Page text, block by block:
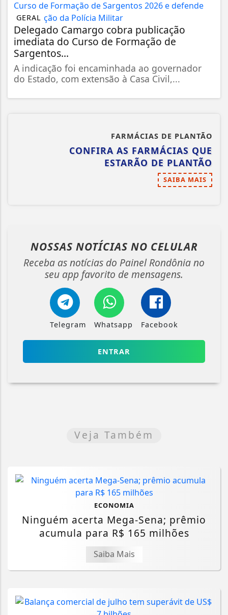
GERAL
Delegado Camargo cobra publicação
imediata do Curso de Formação de
Sargentos...
A indicação foi encaminhada ao governador
do Estado, com extensão à Casa Civil,...
FARMÁCIAS DE PLANTÃO
CONFIRA AS FARMÁCIAS QUE
ESTARÃO DE PLANTÃO
SAIBA MAIS
NOSSAS NOTÍCIAS NO CELULAR
Receba as notícias do Painel Rondônia no
seu app favorito de mensagens.
Telegram Whatsapp Facebook
ENTRAR
Veja Também
ECONOMIA
Ninguém acerta Mega-Sena; prêmio
acumula para R$ 165 milhões
Saiba Mais